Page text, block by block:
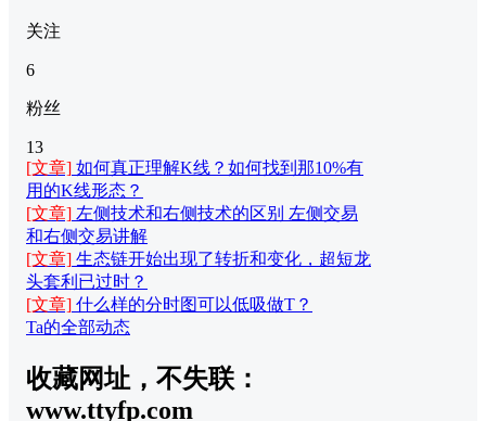
关注
6
粉丝
13
[文章] 如何真正理解K线？如何找到那10%有
用的K线形态？
[文章] 左侧技术和右侧技术的区别 左侧交易
和右侧交易讲解
[文章] 生态链开始出现了转折和变化，超短龙
头套利已过时？
[文章] 什么样的分时图可以低吸做T？
Ta的全部动态
收藏网址，不失联：
www.ttyfp.com